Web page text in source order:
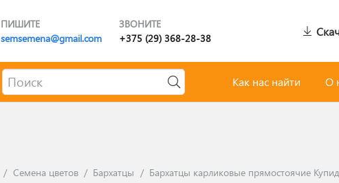
ПИШИТЕ
semsemena@gmail.com
ЗВОНИТЕ
+375 (29) 368-28-38
Как нас найти О
/ Семена цветов / Бархатцы / Бархатцы карликовые прямостоячие